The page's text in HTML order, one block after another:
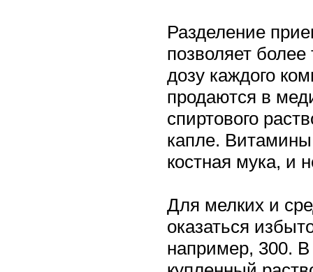
Разделение
позволяет
дозу каждого
продаются в
спиртового
капле. Витамины
костная мука, и
Для мелких и
оказаться
например, 300. В